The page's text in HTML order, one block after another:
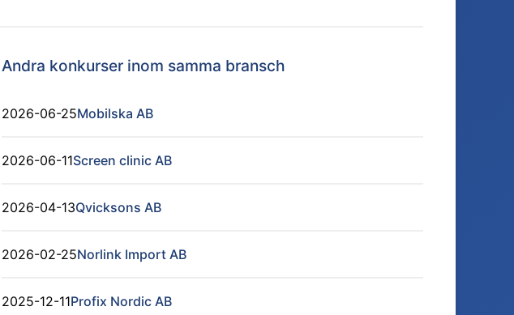
Andra konkurser inom samma bransch
2026-06-25Mobilska AB
2026-06-11Screen clinic AB
2026-04-13Qvicksons AB
2026-02-25Norlink Import AB
2025-12-11Profix Nordic AB